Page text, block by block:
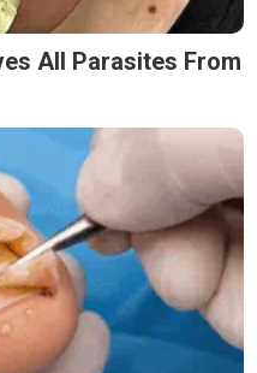
All Parasites From